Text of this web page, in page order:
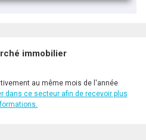
immobilier
au même mois de l'année
dans ce secteur afin de recevoir plus